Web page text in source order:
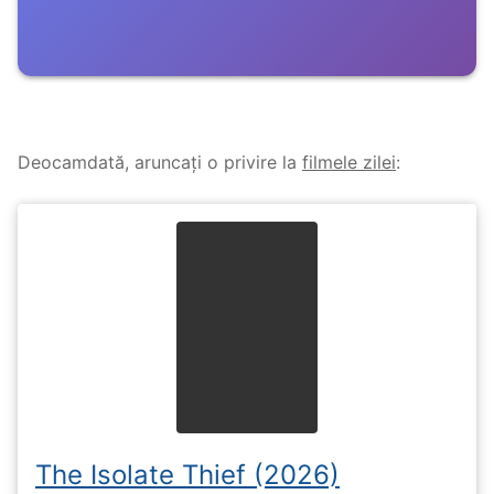
Deocamdată, aruncați o privire la filmele zilei:
The Isolate Thief (2026)